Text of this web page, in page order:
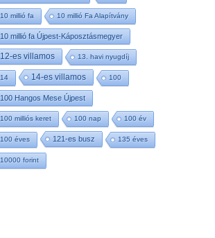
10 millió fa 10 millió Fa Alapítvány
10 millió fa Újpest-Káposztásmegyer
12-es villamos 13. havi nyugdíj
14 14-es villamos 100
100 Hangos Mese Újpest
100 milliós keret 100 nap 100 év
100 éves 121-es busz 135 éves
10000 forint